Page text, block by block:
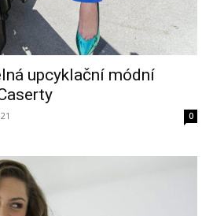
upcyklační módní
0